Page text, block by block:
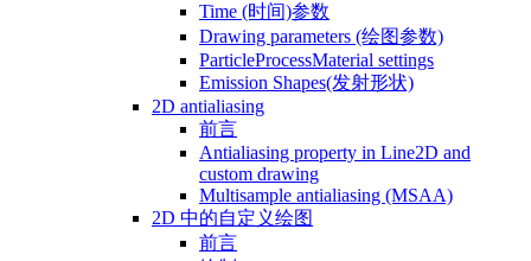
Time (时间)参数
Drawing parameters (绘图参数)
ParticleProcessMaterial settings
Emission Shapes(发射形状)
2D antialiasing
前言
Antialiasing property in Line2D and
custom drawing
Multisample antialiasing (MSAA)
2D 中的自定义绘图
前言